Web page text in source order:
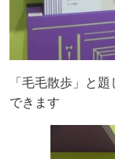
「毛毛散歩」と
できます